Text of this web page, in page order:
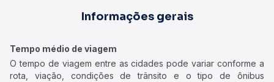
Informações gerais
Tempo médio de viagem
O tempo de viagem entre as cidades pode variar conforme a
rota, viação, condições de trânsito e o tipo de ônibus